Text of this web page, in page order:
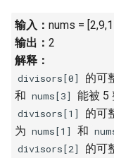
13. 机器人的运动范围
14.1. 剪绳子
14.2. 剪绳子 II
15. 二进制中 1 的个
10. 和为 k 的子数组
11. 和 1 个数相同的
12. 左右两边子数组
13. 二维子矩阵的和
2.2. 返回倒数第 k 个
2.3. 删除中间节点
2.4. 分割链表
2.5. 链表求和
输入： nums =
输出： 2
解释：
divisors[0] 的可
和 nums[3] 能被 5
divisors[1]
的可
为 nums[1] 和
divisors[2] 的可